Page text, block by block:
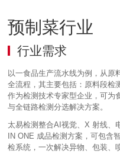
预制菜行业
行业需求
以一食品生产流水线为例，从原
全流程，其主要包括：原料段检
作为检测技术专家型企业，可为
与全链路检测分选解决方案。
太易检测整合AI视觉、X 射线、
IN ONE 成品检测方案，可包含
检系统，一次解决异物、包装、